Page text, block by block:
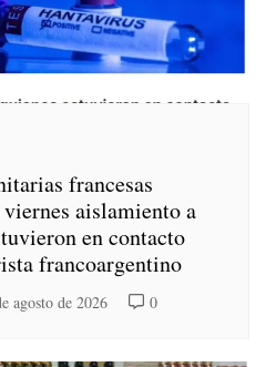
francesas
aislamiento a
en contacto
francoargentino
agosto de 2026 0